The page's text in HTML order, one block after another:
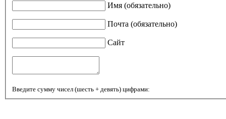
Имя (обязательно)
Почта (обязательно)
Сайт
Введите сумму чисел (шесть + девять) цифрами: